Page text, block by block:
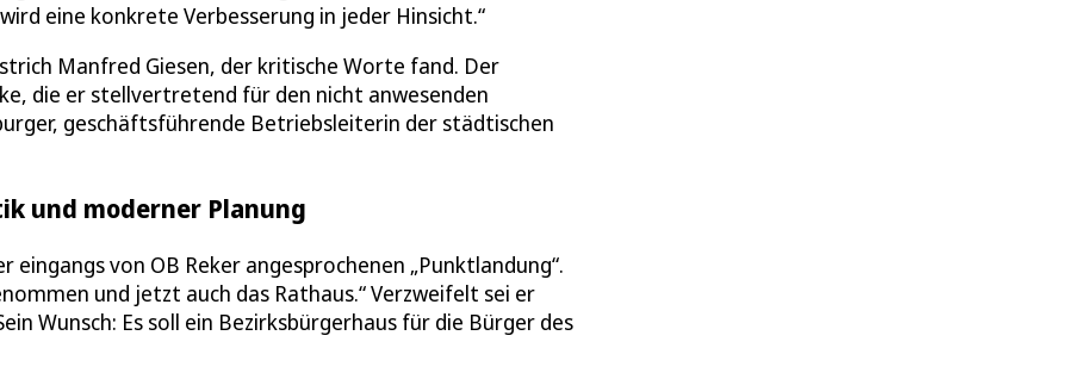
eine konkrete Verbesserung in jeder Hinsicht.“
Manfred Giesen, der kritische Worte fand. Der
die er stellvertretend für den nicht anwesenden
geschäftsführende Betriebsleiterin der städtischen
und moderner Planung
von OB Reker angesprochenen „Punktlandung“.
und jetzt auch das Rathaus.“ Verzweifelt sei er
Wunsch: Es soll ein Bezirksbürgerhaus für die Bürger des